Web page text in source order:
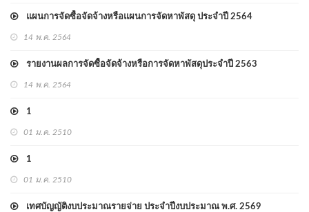
แผนการจัดซื้อจัดจ้างหรือแผนการจัดหาพัสดุ ประจำปี 2564
14 พ.ค. 2564
รายงานผลการจัดซื้อจัดจ้างหรือการจัดหาพัสดุประจำปี 2563
14 พ.ค. 2564
1
01 ม.ค. 2510
1
01 ม.ค. 2510
เทศบัญญัติงบประมาณรายจ่าย ประจำปีงบประมาณ พ.ศ. 2569